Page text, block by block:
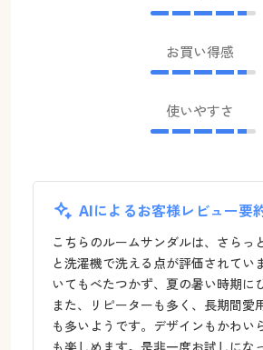
お買い得感
使いやすさ
AIによるお客様レビュー要
こちらのルームサンダルは、さらっ
と洗濯機で洗える点が評価されてい
いてもべたつかず、夏の暑い時期に
また、リピーターも多く、長期間愛
も多いようです。デザインもかわい
も楽しめます。是非一度お試しにな